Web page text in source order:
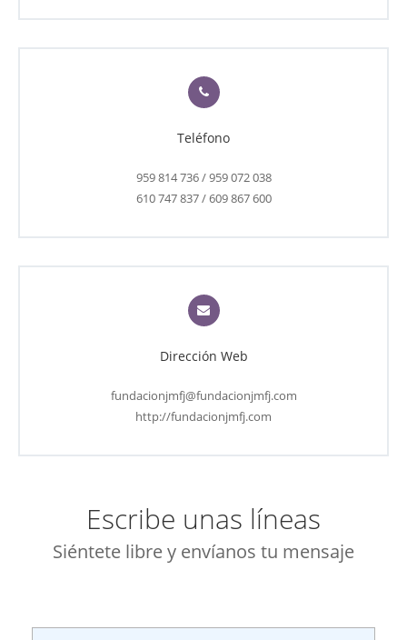
Teléfono
959 814 736 / 959 072 038
610 747 837 / 609 867 600
Dirección Web
fundacionjmfj@fundacionjmfj.com
http://fundacionjmfj.com
Escribe unas líneas
Siéntete libre y envíanos tu mensaje